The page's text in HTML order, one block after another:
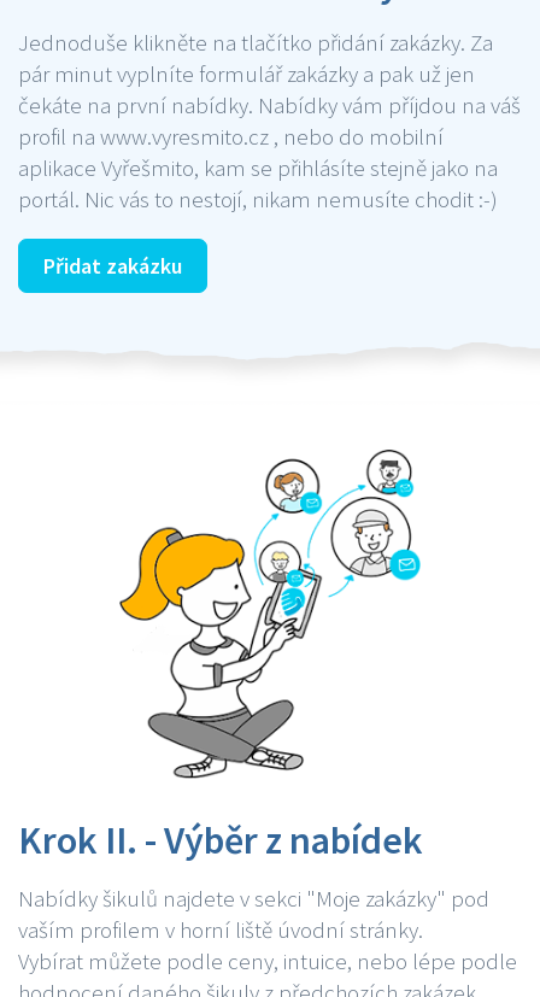
Jednoduše klikněte na tlačítko přidání zakázky. Za
pár minut vyplníte formulář zakázky a pak už jen
čekáte na první nabídky. Nabídky vám příjdou na váš
profil na www.vyresmito.cz , nebo do mobilní
aplikace Vyřešmito, kam se přihlásíte stejně jako na
portál. Nic vás to nestojí, nikam nemusíte chodit :-)
Přidat zakázku
Krok II. - Výběr z nabídek
Nabídky šikulů najdete v sekci "Moje zakázky" pod
vaším profilem v horní liště úvodní stránky.
Vybírat můžete podle ceny, intuice, nebo lépe podle